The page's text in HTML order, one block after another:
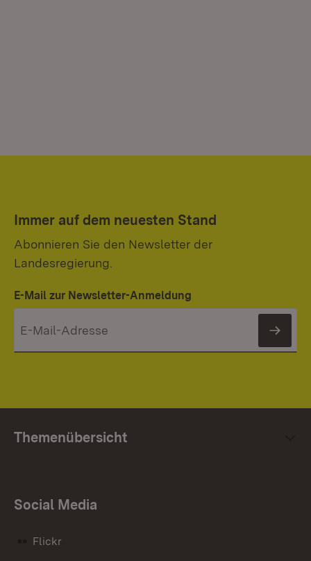
Immer auf dem neuesten Stand
Abonnieren Sie den Newsletter der
Landesregierung.
E-Mail zur Newsletter-Anmeldung
Themenübersicht
Social Media
Flickr